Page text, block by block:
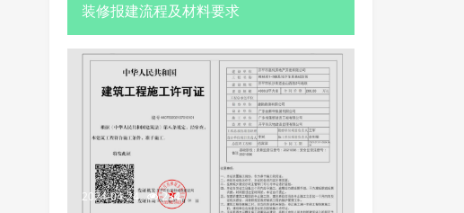
装修报建流程及材料要求
2024-04-24 234